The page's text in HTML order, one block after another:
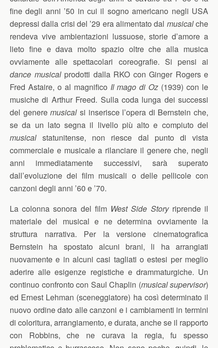
fine degli anni ’50 in cui il sogno americano negli USA
depressi dalla crisi del ’29 era alimentato dal musicalche
rendeva vive ambientazioni lussuose, storie d’amore a
lieto fine e dava molto spazio oltre che alla musica
ovviamente alle spettacolari coreografie. Si pensi ai
dance musicalprodotti dalla RKO con Ginger Rogers e
Fred Astaire, o al magnifico Il mago di Oz (1939) con le
musiche di Arthur Freed. Sulla coda lunga dei successi
del generemusical si inserisce l’opera di Bernstein che,
se da un lato segna il livello più alto e compiuto del
musical statunitense, non riesce dal punto di vista
commerciale e musicale a rilanciare il genere che, negli
anni immediatamente successivi, sarà superato
dall’evoluzione dei film musicali o delle pellicole con
canzoni degli anni ’60 e ’70.
La colonna sonora del film West Side Storyriprende il
materiale del musical e ne determina ovviamente la
struttura narrativa. Per la versione cinematografica
Bernstein ha spostato alcuni brani, li ha arrangiati
nuovamente e in alcuni casi tagliati o estesi per meglio
aderire alle esigenze registiche e drammaturgiche. Un
continuo confronto con Saul Chaplin (musical supervisor)
ed Ernest Lehman (sceneggiatore) ha così determinato il
nuovo ordine dato alle canzoni e i cambiamenti in termini
di coloritura, arrangiamento, e durata, anche se il rapporto
con Robbins, che ne curava la regia, fu spesso